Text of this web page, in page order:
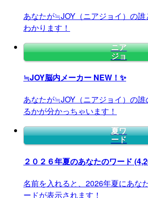
あなたが≒JOY（ニアジョイ）の
わかります！
ニア
ジョ
≒JOY脳内メーカー NEW！✨
あなたが≒JOY（ニアジョイ）の
るかが分かっちゃいます！
夏ワ
ード
２０２６年夏のあなたのワード
名前を入れると、2026年夏にあな
ードが表示されます！